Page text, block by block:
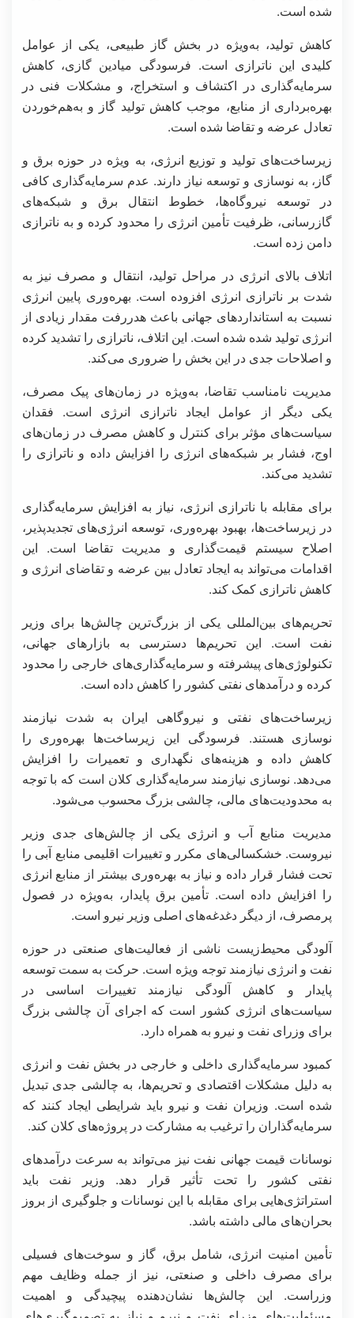
شده است.
کاهش تولید، به‌ویژه در بخش گاز طبیعی، یکی از عوامل
کلیدی این ناترازی است. فرسودگی میادین گازی، کاهش
سرمایه‌گذاری در اکتشاف و استخراج، و مشکلات فنی در
بهره‌برداری از منابع، موجب کاهش تولید گاز و به‌هم‌خوردن
تعادل عرضه و تقاضا شده است.
زیرساخت‌های تولید و توزیع انرژی، به ویژه در حوزه برق و
گاز، به نوسازی و توسعه نیاز دارند. عدم سرمایه‌گذاری کافی
در توسعه نیروگاه‌ها، خطوط انتقال برق و شبکه‌های
گازرسانی، ظرفیت تأمین انرژی را محدود کرده و به ناترازی
دامن زده است.
اتلاف بالای انرژی در مراحل تولید، انتقال و مصرف نیز به
شدت بر ناترازی انرژی افزوده است. بهره‌وری پایین انرژی
نسبت به استانداردهای جهانی باعث هدررفت مقدار زیادی از
انرژی تولید شده شده است. این اتلاف، ناترازی را تشدید کرده
و اصلاحات جدی در این بخش را ضروری می‌کند.
مدیریت نامناسب تقاضا، به‌ویژه در زمان‌های پیک مصرف،
یکی دیگر از عوامل ایجاد ناترازی انرژی است. فقدان
سیاست‌های مؤثر برای کنترل و کاهش مصرف در زمان‌های
اوج، فشار بر شبکه‌های انرژی را افزایش داده و ناترازی را
تشدید می‌کند.
برای مقابله با ناترازی انرژی، نیاز به افزایش سرمایه‌گذاری
در زیرساخت‌ها، بهبود بهره‌وری، توسعه انرژی‌های تجدیدپذیر،
اصلاح سیستم قیمت‌گذاری و مدیریت تقاضا است. این
اقدامات می‌تواند به ایجاد تعادل بین عرضه و تقاضای انرژی و
کاهش ناترازی کمک کند.
تحریم‌های بین‌المللی یکی از بزرگ‌ترین چالش‌ها برای وزیر
نفت است. این تحریم‌ها دسترسی به بازارهای جهانی،
تکنولوژی‌های پیشرفته و سرمایه‌گذاری‌های خارجی را محدود
کرده و درآمدهای نفتی کشور را کاهش داده است.
زیرساخت‌های نفتی و نیروگاهی ایران به شدت نیازمند
نوسازی هستند. فرسودگی این زیرساخت‌ها بهره‌وری را
کاهش داده و هزینه‌های نگهداری و تعمیرات را افزایش
می‌دهد. نوسازی نیازمند سرمایه‌گذاری کلان است که با توجه
به محدودیت‌های مالی، چالشی بزرگ محسوب می‌شود.
مدیریت منابع آب و انرژی یکی از چالش‌های جدی وزیر
نیروست. خشکسالی‌های مکرر و تغییرات اقلیمی منابع آبی را
تحت فشار قرار داده و نیاز به بهره‌وری بیشتر از منابع انرژی
را افزایش داده است. تأمین برق پایدار، به‌ویژه در فصول
پرمصرف، از دیگر دغدغه‌های اصلی وزیر نیرو است.
آلودگی محیط‌زیست ناشی از فعالیت‌های صنعتی در حوزه
نفت و انرژی نیازمند توجه ویژه است. حرکت به سمت توسعه
پایدار و کاهش آلودگی نیازمند تغییرات اساسی در
سیاست‌های انرژی کشور است که اجرای آن چالشی بزرگ
برای وزرای نفت و نیرو به همراه دارد.
کمبود سرمایه‌گذاری داخلی و خارجی در بخش نفت و انرژی
به دلیل مشکلات اقتصادی و تحریم‌ها، به چالشی جدی تبدیل
شده است. وزیران نفت و نیرو باید شرایطی ایجاد کنند که
سرمایه‌گذاران را ترغیب به مشارکت در پروژه‌های کلان کند.
نوسانات قیمت جهانی نفت نیز می‌تواند به سرعت درآمدهای
نفتی کشور را تحت تأثیر قرار دهد. وزیر نفت باید
استراتژی‌هایی برای مقابله با این نوسانات و جلوگیری از بروز
بحران‌های مالی داشته باشد.
تأمین امنیت انرژی، شامل برق، گاز و سوخت‌های فسیلی
برای مصرف داخلی و صنعتی، نیز از جمله وظایف مهم
وزراست. این چالش‌ها نشان‌دهنده پیچیدگی و اهمیت